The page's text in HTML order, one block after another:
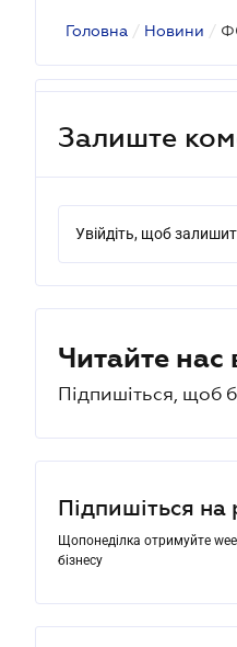
Головна / Новини /
Залиште
Увійдіть, щоб
Читайте
Підпишіться, щоб
Підпишіться на
Щопонеділка отримуйте
бізнесу